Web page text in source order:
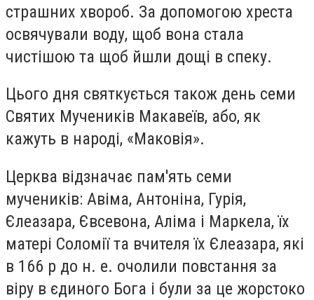
страшних хвороб. За допомогою хреста
освячували воду, щоб вона стала
чистішою та щоб йшли дощі в спеку.
Цього дня святкується також день семи
Святих Мучеників Макавеїв, або, як
кажуть в народі, «Маковія».
Церква відзначає пам'ять семи
мучеників: Авіма, Антоніна, Гурія,
Єлеазара, Євсевона, Аліма і Маркела, їх
матері Соломії та вчителя їх Єлеазара, які
в 166 р до н. е. очолили повстання за
віру в єдиного Бога і були за це жорстоко